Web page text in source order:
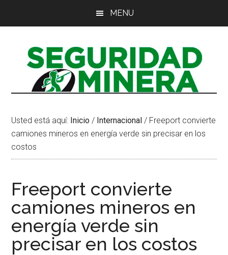
principal
MENU
Usted está aquí: Inicio / Internacional / Freeport convierte
camiones mineros en energía verde sin precisar en los
costos
Freeport convierte
camiones mineros en
energía verde sin
precisar en los costos